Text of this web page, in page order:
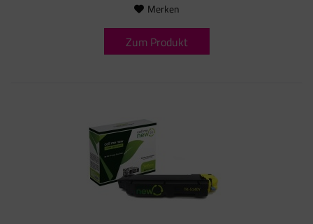
Merken
Zum Produkt